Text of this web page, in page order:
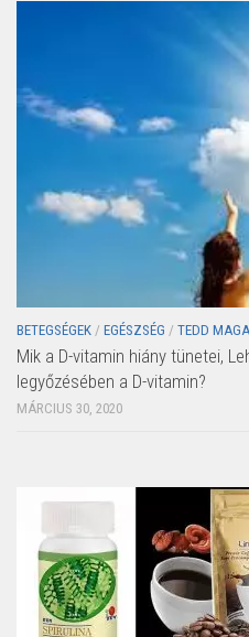
BETEGSÉGEK / EGÉSZSÉG / TEDD
Mik a D-vitamin hiány tünetei,
legyőzésében a D-vitamin?
MÁRCIUS 30, 2020